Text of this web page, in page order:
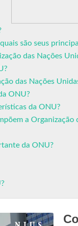
são seus
das Nações
das Nações
ONU?
da ONU?
a Organização
da ONU?